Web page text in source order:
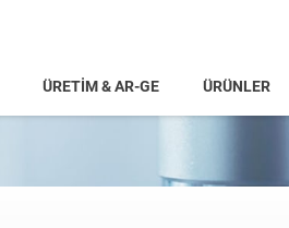
ÜRETİM & AR-GE ÜRÜNLER